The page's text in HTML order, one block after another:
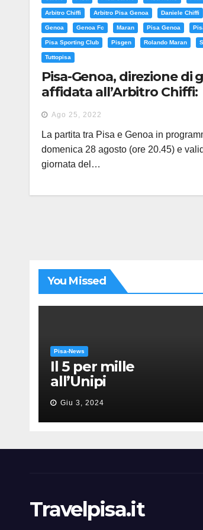
Arbitro Chiffi Arbitro Pisa Genoa Daniele Chiffi
Genoa Genoa Fc Maran Pisa Genoa
Pisa Sporting Club Pisgen Rolando Maran
Tuttopisa
Pisa-Genoa, direzione di
affidata all’Arbitro Chiffi:
precedenti e statistiche
Ago 25, 2022
La partita tra Pisa e Genoa in
domenica 28 agosto (ore 20.45) e
giornata del…
You Missed
Pisa-News
Il 5 per mille
all’Unipi
Giu 3, 2024
Travelpisa.it